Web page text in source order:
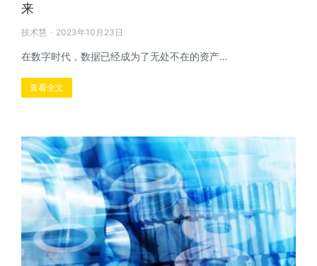
来
技术慧 2023年10月23日
在数字时代，数据已经成为了无处不在的资产…
查看全文